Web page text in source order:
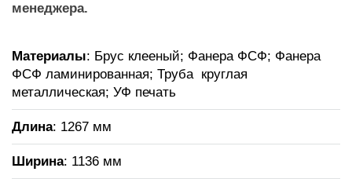
менеджера.
Материалы: Брус клееный; Фанера ФСФ; Фанера
ФСФ ламинированная; Труба круглая
металлическая; УФ печать
Длина: 1267 мм
Ширина: 1136 мм